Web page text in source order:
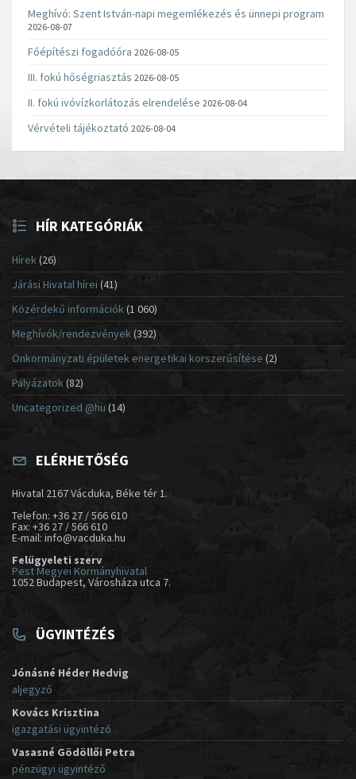
Meghívó: Szent István-napi megemlékezés és ünnepi program
2026-08-07
Főépítészi fogadóóra 2026-08-05
III. fokú hőségriasztás 2026-08-05
II. fokú ivóvízkorlátozás elrendelése 2026-08-04
Vérvételi tájékoztató 2026-08-04
HÍR KATEGÓRIÁK
Hírek(26)
Járási Hivatal hírei (41)
Közérdekű információk(1 060)
Meghívók/rendezvények (392)
Önkormányzati épületek energetikai korszerűsítése (2)
Pályázatok (82)
Uncategorized @hu (14)
ELÉRHETŐSÉG
Hivatal 2167 Vácduka, Béke tér 1.
Telefon: +36 27 / 566 610
Fax: +36 27 / 566 610
E-mail: info@vacduka.hu
Felügyeleti szerv
Pest Megyei Kormányhivatal
1052 Budapest, Városháza utca 7.
ÜGYINTÉZÉS
Jónásné Héder Hedvig
aljegyző
Kovács Krisztina
igazgatási ügyintéző
Vasasné Gödöllői Petra
pénzügyi ügyintéző